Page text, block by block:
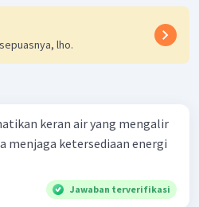
lho.
keran air yang mengalir
menjaga ketersediaan energi
Jawaban terverifikasi